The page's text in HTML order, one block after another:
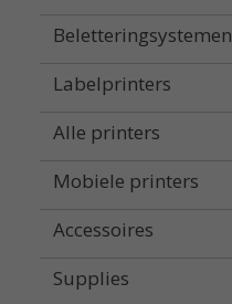
Beletteringsystemen
Labelprinters
Alle printers
Mobiele printers
Accessoires
Supplies